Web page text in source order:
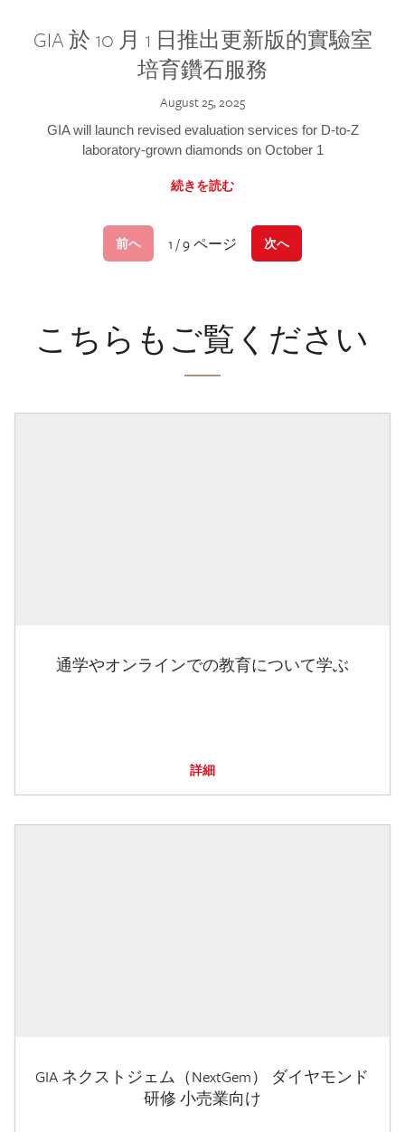
GIA 於 10 月 1 日推出更新版的實驗室
培育鑽石服務
August 25, 2025
GIA will launch revised evaluation services for D-to-Z
laboratory-grown diamonds on October 1
続きを読む
前へ 1 / 9 ページ 次へ
こちらもご覧ください
通学やオンラインでの教育について学ぶ
詳細
GIA ネクストジェム（NextGem） ダイヤモンド
研修 小売業向け